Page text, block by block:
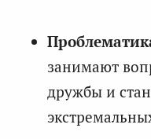
занимают
дружбы и